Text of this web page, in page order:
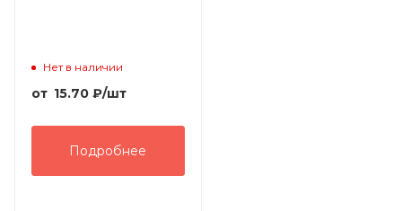
Нет в наличии
от 15.70 ₽/шт
Подробнее